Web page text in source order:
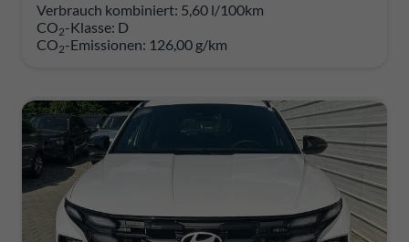
Verbrauch kombiniert: 5,60 l/100km
CO2-Klasse: D
CO2-Emissionen: 126,00 g/km